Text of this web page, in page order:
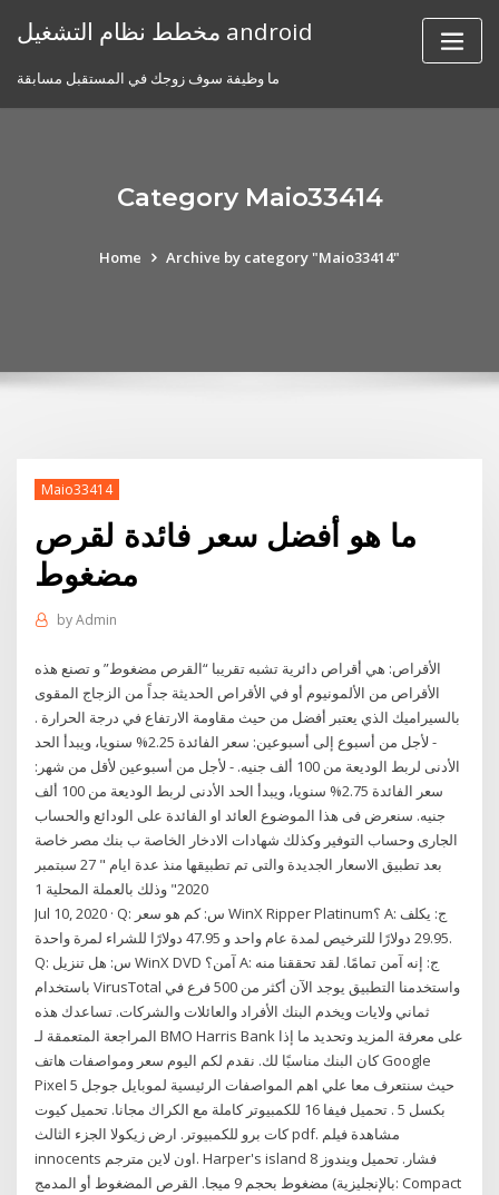
مخطط نظام التشغيل android
ما وظيفة سوف زوجك في المستقبل مسابقة
Category Maio33414
Home Archive by category "Maio33414"
Maio33414
ما هو أفضل سعر فائدة لقرص
مضغوط
byAdmin
الأقراص: هي أقراص دائرية تشبه تقريبا “القرص مضغوط” و تصنع هذه
الأقراص من الألمونيوم أو في الأقراص الحديثة جداً من الزجاج المقوى
بالسيراميك الذي يعتبر أفضل من حيث مقاومة الارتفاع في درجة الحرارة .
- لأجل من أسبوع إلى أسبوعين: سعر الفائدة 2.25% سنويا، ويبدأ الحد
الأدنى لربط الوديعة من 100 ألف جنيه. - لأجل من أسبوعين لأقل من شهر:
سعر الفائدة 2.75% سنويا، ويبدأ الحد الأدنى لربط الوديعة من 100 ألف
جنيه. سنعرض فى هذا الموضوع العائد او الفائدة على الودائع والحساب
الجارى وحساب التوفير وكذلك شهادات الادخار الخاصة ب بنك مصر خاصة
بعد تطبيق الاسعار الجديدة والتى تم تطبيقها منذ عدة ايام " 27 سبتمبر
2020" وذلك بالعملة المحلية 1
Jul 10, 2020 · Q: س: كم هو سعر WinX Ripper Platinum؟ A: ج: يكلف
29.95 دولارًا للترخيص لمدة عام واحد و 47.95 دولارًا للشراء لمرة واحدة.
Q: س: هل تنزيل WinX DVD آمن؟ A: ج: إنه آمن تمامًا. لقد تحققنا منه
باستخدام VirusTotal واستخدمنا التطبيق يوجد الآن أكثر من 500 فرع في
ثماني ولايات ويخدم البنك الأفراد والعائلات والشركات. تساعدك هذه
المراجعة المتعمقة لـ BMO Harris Bank على معرفة المزيد وتحديد ما إذا
كان البنك مناسبًا لك. نقدم لكم اليوم سعر ومواصفات هاتف Google
Pixel 5 حيث سنتعرف معا علي اهم المواصفات الرئيسية لموبايل جوجل
بكسل 5 . تحميل فيفا 16 للكمبيوتر كاملة مع الكراك مجانا. تحميل كيوت
كات برو للكمبيوتر. ارض زيكولا الجزء الثالث pdf. مشاهدة فيلم
innocents اون لاين مترجم. Harper's island فشار. تحميل ويندوز 8
مضغوط بحجم 9 ميجا. القرص المضغوط أو المدمج (بالإنجليزية: Compact